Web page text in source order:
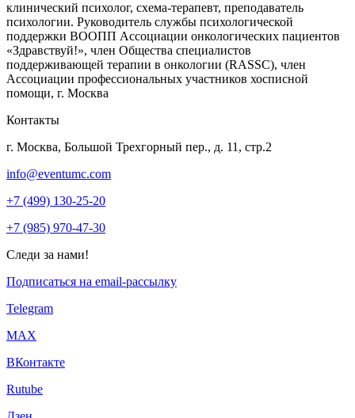
клинический психолог, схема-терапевт, преподаватель
психологии. Руководитель службы психологической
поддержки ВООПП Ассоциации онкологических пациентов
«Здравствуй!», член Общества специалистов
поддерживающей терапии в онкологии (RASSC), член
Ассоциации профессиональных участников хосписной
помощи, г. Москва
Контакты
г. Москва, Большой Трехгорный пер., д. 11, стр.2
info@eventumc.com
+7 (499) 130-25-20
+7 (985) 970-47-30
Следи за нами!
Подписаться на email-рассылку
Telegram
МАХ
ВКонтакте
Rutube